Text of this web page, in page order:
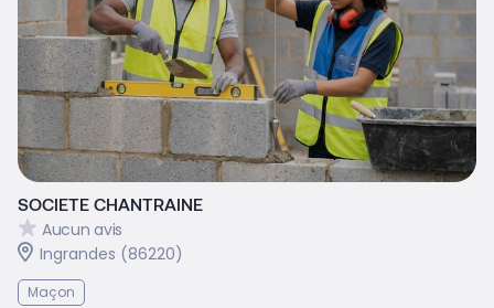
SOCIETE CHANTRAINE
Aucun avis
Ingrandes (86220)
Maçon